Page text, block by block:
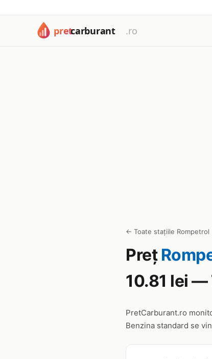
← Toate stațiile Rompetrol
Preț
10.81 lei
PretCarburant.ro
Benzina standard se